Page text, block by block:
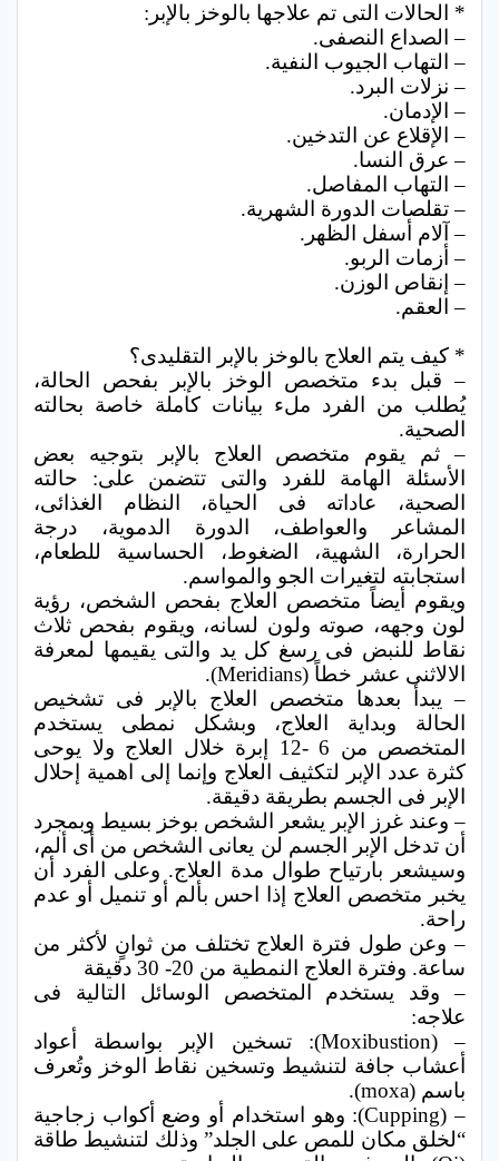
* الحالات التى تم علاجها بالوخز بالإبر:
– الصداع النصفى.
– التهاب الجيوب النفية.
– نزلات البرد.
– الإدمان.
– الإقلاع عن التدخين.
– عرق النسا.
– التهاب المفاصل.
– تقلصات الدورة الشهرية.
– آلام أسفل الظهر.
– أزمات الربو.
– إنقاص الوزن.
– العقم.
* كيف يتم العلاج بالوخز بالإبر التقليدى؟
– قبل بدء متخصص الوخز بالإبر بفحص الحالة،
يُطلب من الفرد ملء بيانات كاملة خاصة بحالته
الصحية.
– ثم يقوم متخصص العلاج بالإبر بتوجيه بعض
الأسئلة الهامة للفرد والتى تتضمن على: حالته
الصحية، عاداته فى الحياة، النظام الغذائى،
المشاعر والعواطف، الدورة الدموية، درجة
الحرارة، الشهية، الضغوط، الحساسية للطعام،
استجابته لتغيرات الجو والمواسم.
ويقوم أيضاً متخصص العلاج بفحص الشخص، رؤية
لون وجهه، صوته ولون لسانه، ويقوم بفحص ثلاث
نقاط للنبض فى رسغ كل يد والتى يقيمها لمعرفة
الالاثنى عشر خطاً (Meridians).
– يبدأ بعدها متخصص العلاج بالإبر فى تشخيص
الحالة وبداية العلاج، وبشكل نمطى يستخدم
المتخصص من 6 -12 إبرة خلال العلاج ولا يوحى
كثرة عدد الإبر لتكثيف العلاج وإنما إلى اهمية إحلال
الإبر فى الجسم بطريقة دقيقة.
– وعند غرز الإبر يشعر الشخص بوخز بسيط وبمجرد
أن تدخل الإبر الجسم لن يعانى الشخص من أى ألم،
وسيشعر بارتياح طوال مدة العلاج. وعلى الفرد أن
يخبر متخصص العلاج إذا احس بألم أو تنميل أو عدم
راحة.
– وعن طول فترة العلاج تختلف من ثوانٍ لأكثر من
ساعة. وفترة العلاج النمطية من 20- 30 دقيقة
– وقد يستخدم المتخصص الوسائل التالية فى
علاجه:
– (Moxibustion): تسخين الإبر بواسطة أعواد
أعشاب جافة لتنشيط وتسخين نقاط الوخز وتُعرف
باسم (moxa).
– (Cupping): وهو استخدام أو وضع أكواب زجاجية
“لخلق مكان للمص على الجلد” وذلك لتنشيط طاقة